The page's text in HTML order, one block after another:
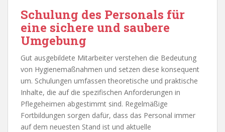
Schulung des Personals für
eine sichere und saubere
Umgebung
Gut ausgebildete Mitarbeiter verstehen die Bedeutung
von Hygienemaßnahmen und setzen diese konsequent
um. Schulungen umfassen theoretische und praktische
Inhalte, die auf die spezifischen Anforderungen in
Pflegeheimen abgestimmt sind. Regelmäßige
Fortbildungen sorgen dafür, dass das Personal immer
auf dem neuesten Stand ist und aktuelle